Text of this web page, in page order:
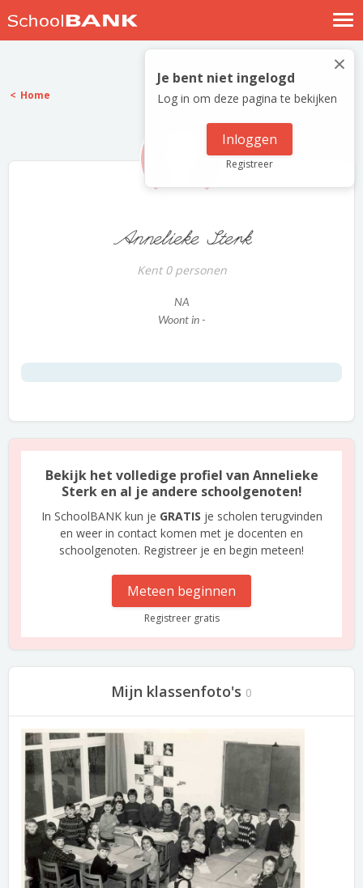
Nostalgische verhalen
Log in
Meld je gratis aan
×
Je bent niet ingelogd
Log in om deze pagina te bekijken
Inloggen
Registreer
Home
Annelieke Sterk
Kent 0 personen
NA
Woont in -
Bekijk het volledige profiel van Annelieke
Sterk en al je andere schoolgenoten!
In SchoolBANK kun je GRATIS je scholen terugvinden
en weer in contact komen met je docenten en
schoolgenoten. Registreer je en begin meteen!
Meteen beginnen
Registreer gratis
Mijn klassenfoto's 0